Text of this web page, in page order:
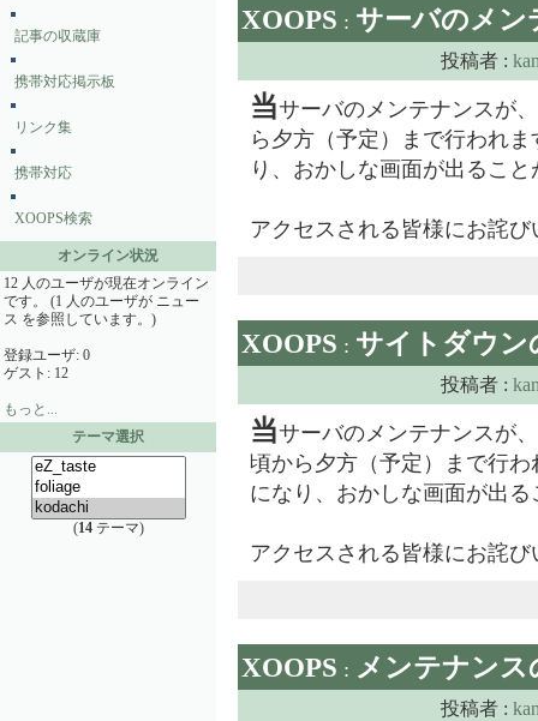
記事の収蔵庫
携帯対応掲示板
リンク集
携帯対応
XOOPS検索
オンライン状況
12 人のユーザが現在オンライン
です。 (1 人のユーザが ニュー
ス を参照しています。)
登録ユーザ: 0
ゲスト: 12
もっと...
テーマ選択
(14テーマ)
XOOPS : サーバのメン
投稿者 :
当サーバのメンテナンスが
ら夕方（予定）まで行われ
り、おかしな画面が出るこ
アクセスされる皆様にお詫
XOOPS : サイトダウン
投稿者 :
当サーバのメンテナンスが
頃から夕方（予定）まで行
になり、おかしな画面が出
アクセスされる皆様にお詫
XOOPS : メンテナンス
投稿者 :